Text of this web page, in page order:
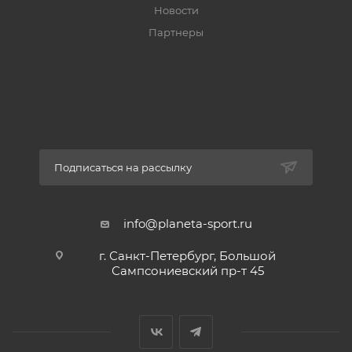
Новости
Партнеры
Подписаться на рассылку
info@planeta-sport.ru
г. Санкт-Петербург, Большой
Сампсониевский пр-т 45